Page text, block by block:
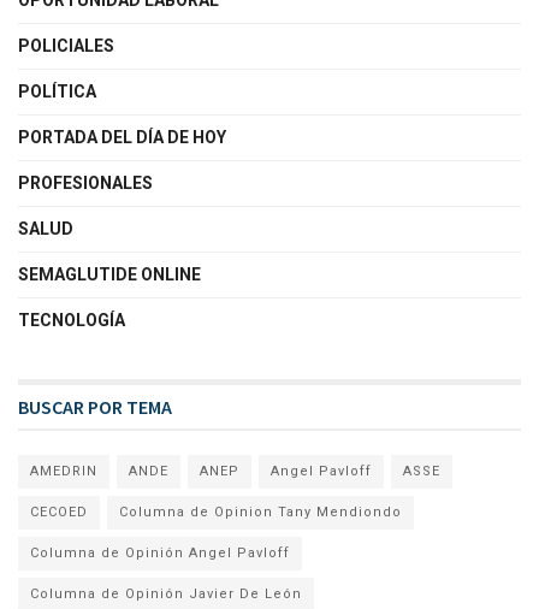
POLICIALES
POLÍTICA
PORTADA DEL DÍA DE HOY
PROFESIONALES
SALUD
SEMAGLUTIDE ONLINE
TECNOLOGÍA
BUSCAR POR TEMA
AMEDRIN ANDE ANEP Angel Pavloff ASSE
CECOED Columna de Opinion Tany Mendiondo
Columna de Opinión Angel Pavloff
Columna de Opinión Javier De León